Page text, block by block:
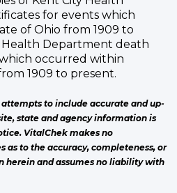
for events which
of Ohio from 1909 to
Health Department death
occurred within
1909 to present.
to include accurate and up-
state and agency information is
VitalChek makes no
as to the accuracy, completeness, or
and assumes no liability with